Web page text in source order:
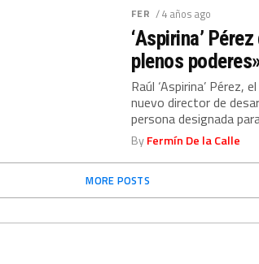
FER / 4 años ago
‘Aspirina’
plenos
Raúl ‘Aspirina’ Pérez,
nuevo director de
persona designada
ByFermín De la Calle
MORE POSTS